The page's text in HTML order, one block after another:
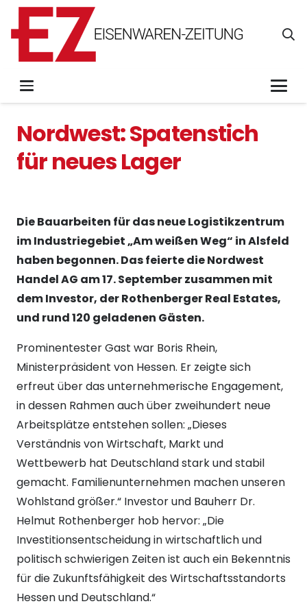
Nordwest: Spatenstich
für neues Lager
Die Bauarbeiten für das neue Logistikzentrum
im Industriegebiet „Am weißen Weg“ in Alsfeld
haben begonnen. Das feierte die Nordwest
Handel AG am 17. September zusammen mit
dem Investor, der Rothenberger Real Estates,
und rund 120 geladenen Gästen.
Prominentester Gast war Boris Rhein,
Ministerpräsident von Hessen. Er zeigte sich
erfreut über das unternehmerische Engagement,
in dessen Rahmen auch über zweihundert neue
Arbeitsplätze entstehen sollen: „Dieses
Verständnis von Wirtschaft, Markt und
Wettbewerb hat Deutschland stark und stabil
gemacht. Familienunternehmen machen unseren
Wohlstand größer.“ Investor und Bauherr Dr.
Helmut Rothenberger hob hervor: „Die
Investitionsentscheidung in wirtschaftlich und
politisch schwierigen Zeiten ist auch ein Bekenntnis
für die Zukunftsfähigkeit des Wirtschaftsstandorts
Hessen und Deutschland.“